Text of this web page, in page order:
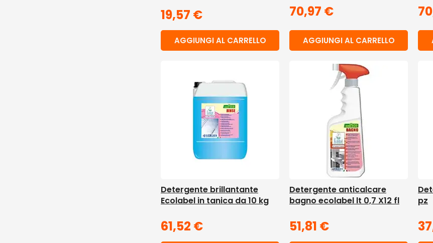
19,57 €
AGGIUNGI AL CARRELLO
70,97 €
AGGIUNGI AL CARRELLO
Detergente brillantante
Ecolabel in tanica da 10 kg
61,52 €
Detergente anticalcare
bagno ecolabel lt 0,7 X12 fl
51,81 €
pz